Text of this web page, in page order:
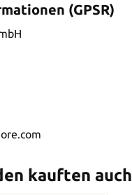
(GPSR)
kauften auch